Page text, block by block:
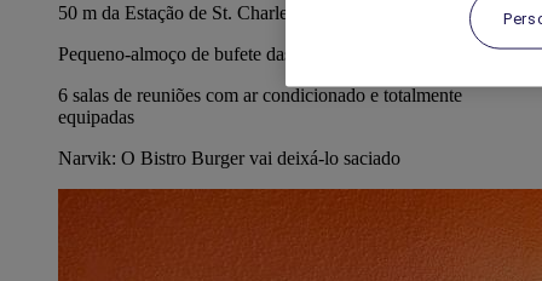
50 m da Estação de St. Charles (1 min a pé)
Pequeno-almoço de bufete das 04:00 às 10:00.
6 salas de reuniões com ar condicionado e totalmente
equipadas
Narvik: O Bistro Burger vai deixá-lo saciado